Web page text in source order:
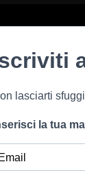
lasciarti
la tua